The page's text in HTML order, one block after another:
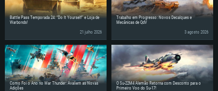
Battle Pass Temporada 24: “Do It Yourself” e Loja de
Warbonds!
21 julho 2026
Trabalho em Progresso: Novos Decalques e
Mecânicas de QdV
3 agosto 2026
Como Foi o Ano no War Thunder: Avaliem as Novas
Adições
O Su-22M4 Alemão Retorna com Desconto para o
Primeiro Voo do Su-17!